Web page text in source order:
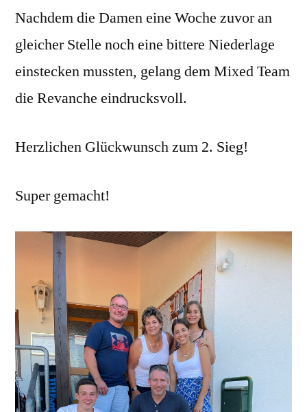
Nachdem die Damen eine Woche zuvor an
gleicher Stelle noch eine bittere Niederlage
einstecken mussten, gelang dem Mixed Team
die Revanche eindrucksvoll.
Herzlichen Glückwunsch zum 2. Sieg!
Super gemacht!